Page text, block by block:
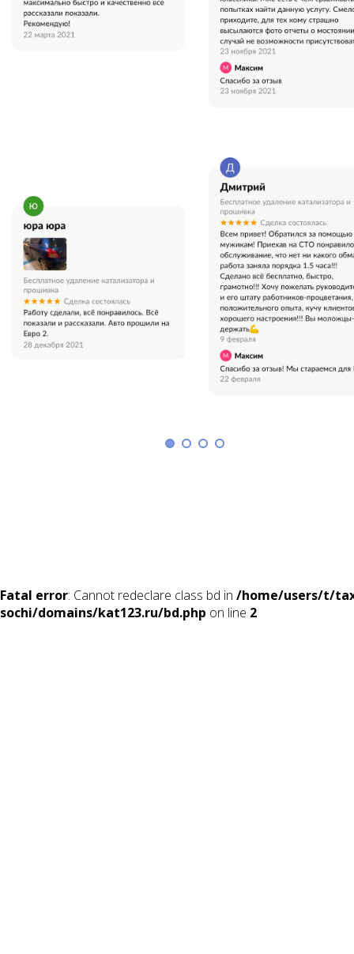
Fatal error: Cannot redeclare class bd in /home/users/t/
sochi/domains/kat123.ru/bd.php on line 2